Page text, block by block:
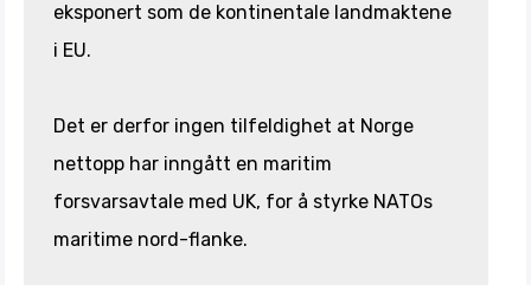
eksponert som de kontinentale landmaktene
i EU.
Det er derfor ingen tilfeldighet at Norge
nettopp har inngått en maritim
forsvarsavtale med UK, for å styrke NATOs
maritime nord-flanke.